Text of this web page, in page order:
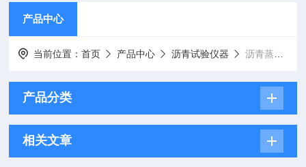
产品中心
当前位置：首页 产品中心 沥青试验仪器 沥青蒸馏试验器
产品分类
相关文章